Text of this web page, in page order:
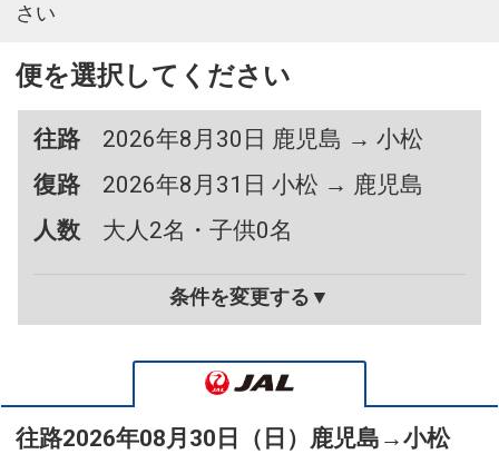
さい
便を選択してください
往路
2026年8月30日 鹿児島 → 小松
復路
2026年8月31日 小松 → 鹿児島
人数
大人2名・子供0名
条件を変更する▼
往路2026年08月30日（日） 鹿児島 →小松